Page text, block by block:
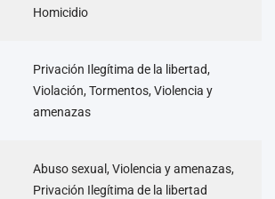
Homicidio
Privación Ilegítima de la libertad,
Violación, Tormentos, Violencia y
amenazas
Abuso sexual, Violencia y amenazas,
Privación Ilegítima de la libertad